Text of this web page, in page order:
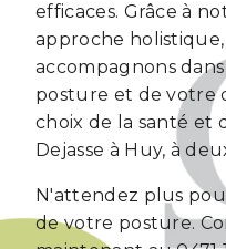
efficaces. Grâce à
approche
accompagnons
posture et de votre
choix de la santé et
Dejasse à Huy, à
N'attendez plus
de votre posture.